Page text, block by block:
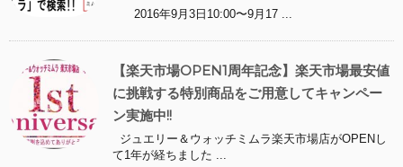
2016年9月3日10:00〜9月17 ...
【楽天市場OPEN1周年記念】楽天市場最安値
に挑戦する特別商品をご用意してキャンペー
ン実施中!!
ジュエリー＆ウォッチミムラ楽天市場店がOPENし
て1年が経ちました ...